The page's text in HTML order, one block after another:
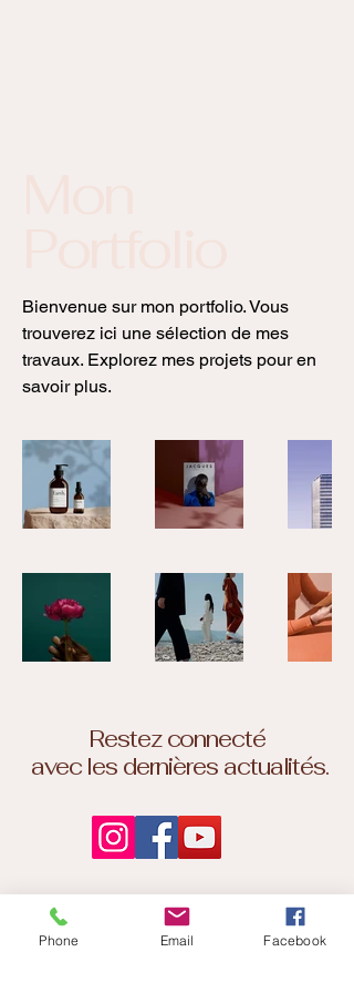
Bienvenue sur mon portfolio. Vous
trouverez ici une sélection de mes
travaux. Explorez mes projets pour en
savoir plus.
Restez connecté
avec les dernières actualités.
50 BD du Maréchal Juin
Phone Email Facebook